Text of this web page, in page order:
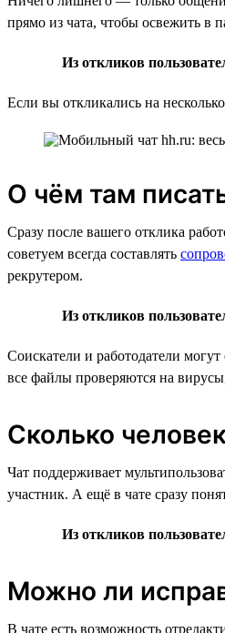
прямо из чата, чтобы освежить в
Из откликов
Если вы откликались на
О чём там
Сразу после вашего отклика
советуем всегда составлять
рекрутером.
Из откликов
Соискатели и работодатели
все файлы проверяются на
Сколько
Чат поддерживает
участник. А ещё в чате сразу
Из откликов
Можно ли
В чате есть возможность